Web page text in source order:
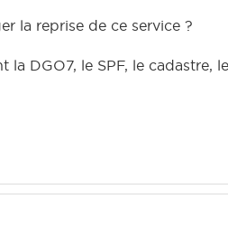
la reprise de ce service ?
DGO7, le SPF, le cadastre,